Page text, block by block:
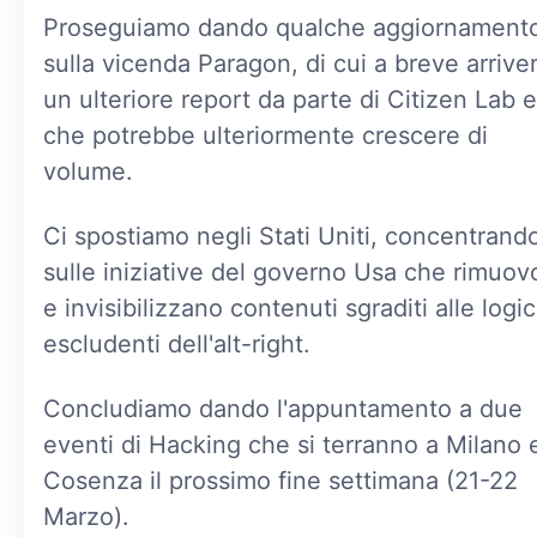
Proseguiamo dando qualche
sulla vicenda Paragon, di cui a breve
un ulteriore report da parte di Citizen Lab e
che potrebbe ulteriormente crescere di
volume.
Ci spostiamo negli Stati Uniti,
sulle iniziative del governo Usa che
e invisibilizzano contenuti sgraditi alle
escludenti dell'alt-right.
Concludiamo dando l'appuntamento a due
eventi di Hacking che si terranno a Milano
Cosenza il prossimo fine settimana (21-22
Marzo).